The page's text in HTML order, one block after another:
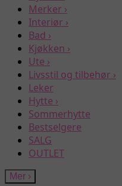
Merker ›
Interiør ›
Bad ›
Kjøkken ›
Ute ›
Livsstil og tilbehør ›
Leker
Hytte ›
Sommerhytte
Bestselgere
SALG
OUTLET
Mer ›